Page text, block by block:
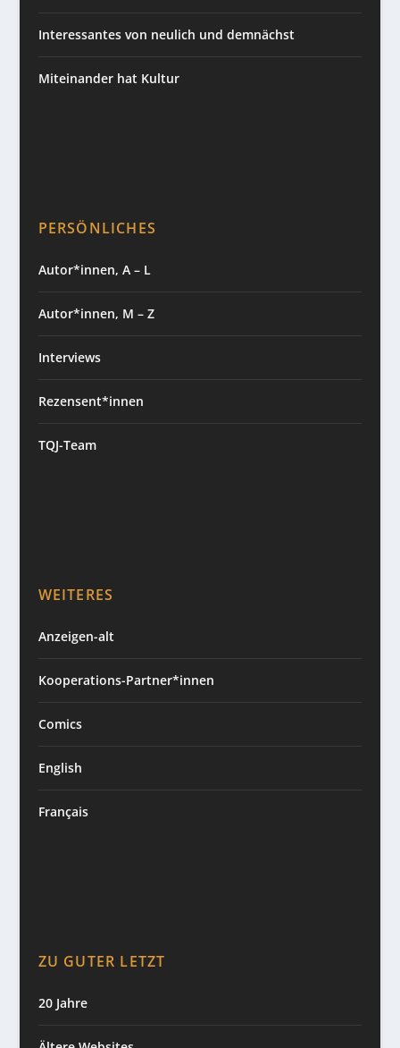
Interessantes von neulich und demnächst
Miteinander hat Kultur
PERSÖNLICHES
Autor*innen, A – L
Autor*innen, M – Z
Interviews
Rezensent*innen
TQJ-Team
WEITERES
Anzeigen-alt
Kooperations-Partner*innen
Comics
English
Français
ZU GUTER LETZT
20 Jahre